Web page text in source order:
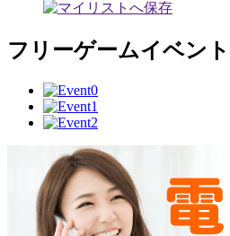
フリーゲームイベント